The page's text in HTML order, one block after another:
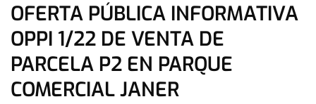
OFERTA PÚBLICA INFORMATIVA
OPPI 1/22 DE VENTA DE
PARCELA P2 EN PARQUE
COMERCIAL JANER